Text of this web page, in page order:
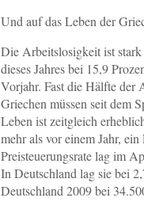
Und auf das Leben der
Die Arbeitslosigkeit ist
dieses Jahres bei 15,9
Vorjahr. Fast die Hälfte der
Griechen müssen seit dem
Leben ist zeitgleich
mehr als vor einem Jahr,
Preisteuerungsrate lag im
In Deutschland lag sie bei
Deutschland 2009 bei